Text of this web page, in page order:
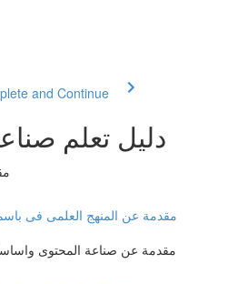
and Continue
2- دليل تعلم
مقدمة عن المنهج العلمى فى باسم
مقدمة عن صناعة المحتوى